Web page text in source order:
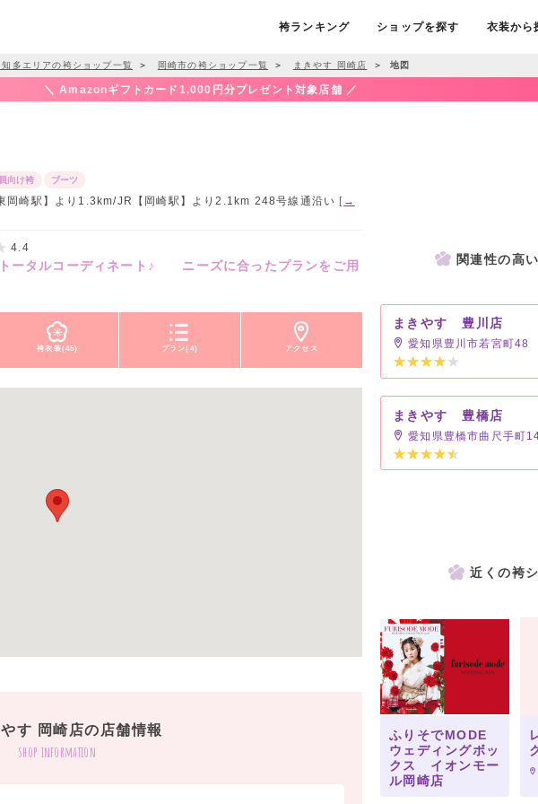
袴ランキング ショップを探す 衣装から
多エリアの袴ショップ一覧 ＞ 岡崎市の袴ショップ一覧 ＞ まきやす 岡崎店 ＞ 地図
＼ Amazonギフトカード1,000円分プレゼント対象店舗 ／
向け袴 ブーツ
岡崎駅】より1.3km/JR【岡崎駅】より2.1km 248号線通沿い [→
4.4
ータルコーディネート♪ ニーズに合ったプランをご用
袴衣装(45) プラン(4) アクセス
す 岡崎店の店舗情報
shop information
関連性の高
まきやす 豊川店
愛知県豊川市若宮町48
まきやす 豊橋店
愛知県豊橋市曲尺手町
近くの袴
ふりそでMODE
ウェディングボッ
クス イオンモー
ル岡崎店